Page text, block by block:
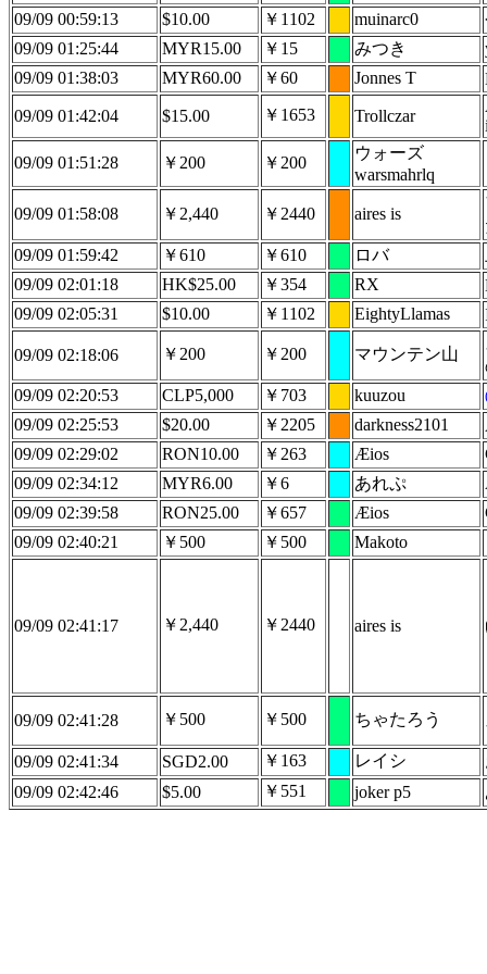
09/09 00:59:13 $10.00 ￥1102 muinarc0
09/09 01:25:44
MYR15.00 ￥15 みつき
09/09 01:38:03
MYR60.00 ￥60 Jonnes T
09/09 01:42:04
$15.00 ￥1653 Trollczar
09/09 01:51:28
￥200 ￥200
ウォーズ
warsmahrlq
09/09 01:58:08 ￥2,440 ￥2440 aires is
09/09 01:59:42
￥610 ￥610 ロバ
09/09 02:01:18
HK$25.00 ￥354 RX
09/09 02:05:31
$10.00 ￥1102 EightyLlamas
09/09 02:18:06 ￥200 ￥200 マウンテン山
09/09 02:20:53
CLP5,000 ￥703 kuuzou
09/09 02:25:53 $20.00 ￥2205 darkness2101
09/09 02:29:02
RON10.00 ￥263 Æios
09/09 02:34:12
MYR6.00 ￥6 あれぷ
09/09 02:39:58
RON25.00 ￥657 Æios
09/09 02:40:21
￥500 ￥500 Makoto
09/09 02:41:17 ￥2,440 ￥2440 aires is
09/09 02:41:28 ￥500 ￥500 ちゃたろう
09/09 02:41:34
SGD2.00 ￥163 レイシ
09/09 02:42:46
$5.00 ￥551 joker p5